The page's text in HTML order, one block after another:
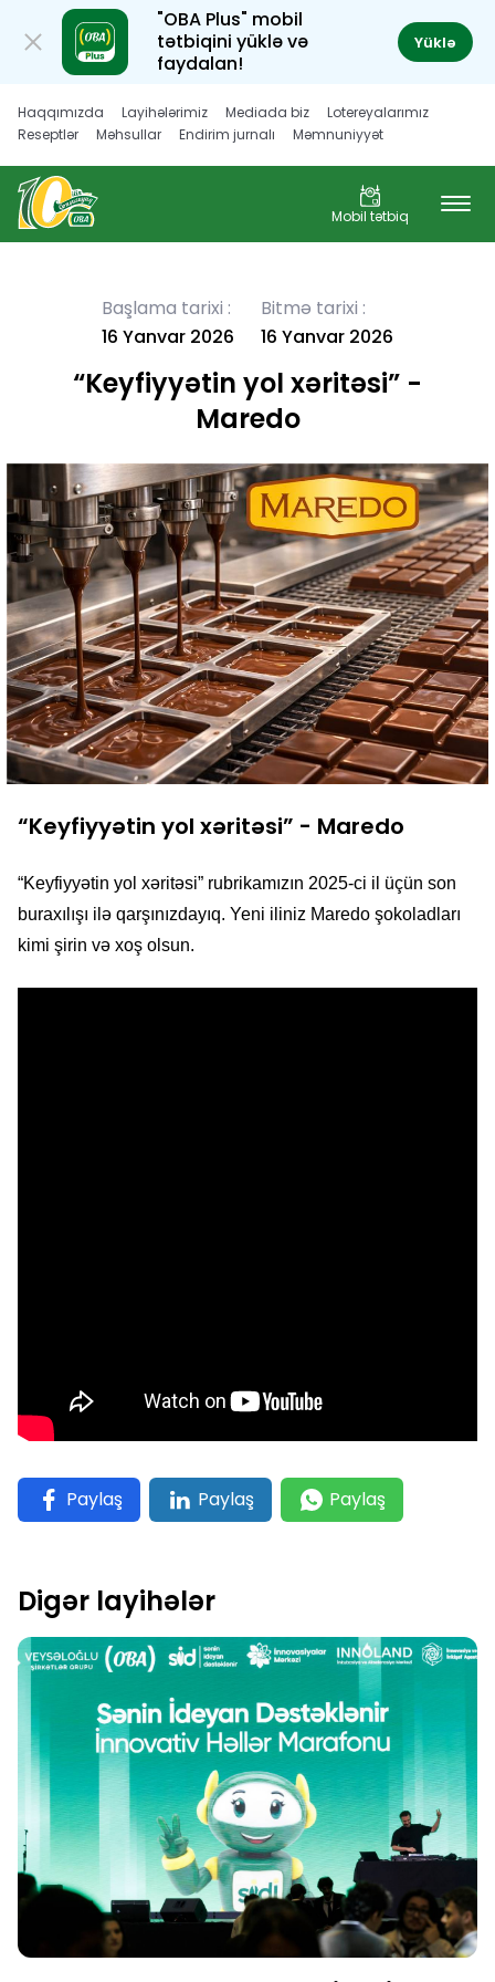
Haqqımızda Layihələrimiz Mediada biz
Lotereyalarımız
Reseptlər
Məhsullar Endirim jurnalı
Məmnuniyyət
Mobil tətbiq
Başlama tarixi :
16 Yanvar 2026
Bitmə tarixi :
16 Yanvar 2026
“Keyfiyyətin yol xəritəsi” -
Maredo
“Keyfiyyətin yol xəritəsi” - Maredo
“Keyfiyyətin yol xəritəsi” rubrikamızın 2025-ci il üçün son
buraxılışı ilə qarşınızdayıq. Yeni iliniz Maredo şokoladları
kimi şirin və xoş olsun.
Paylaş Paylaş Paylaş
Digər layihələr
"OBA Plus" mobil
tətbiqini yüklə və
faydalan!
Yüklə